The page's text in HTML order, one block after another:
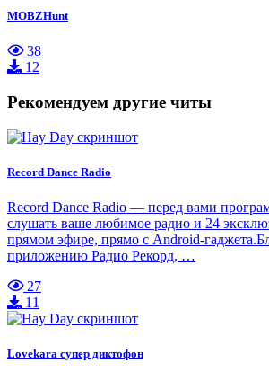
MOBZHunt
38
12
Рекомендуем другие читы
Record Dance Radio
Record Dance Radio — перед вами
слушать ваше любимое радио и 24
прямом эфире, прямо с Android-
приложению Радио Рекорд, …
27
11
Lovekara супер диктофон